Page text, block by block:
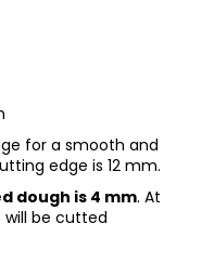
for a smooth and
edge is 12 mm.
dough is 4 mm. At
be cutted